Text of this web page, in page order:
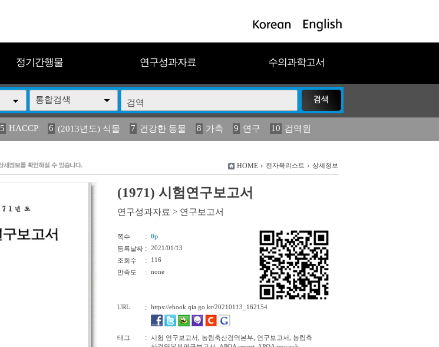
정기간행물 연구성과자료 수의과학고서
통합검색
5 HACCP 6 (2013년도) 식물 7 건강한 동물 8 가축 9 연구 10 검역원
(2013년도) 식 15 구제역 16 관리 17 연보 18 농림수산 19 2023
HOME 전자북리스트 상세정보
(1971) 시험연구보고서
연구성과자료 > 연구보고서
쪽수 :
0p
등록날짜 :
2021/01/13
조회수
:
116
만족도
: none
URL : https://ebook.qia.go.kr/20210113_162154
태그 :
시험 연구보고서, 농림축산검역본부, 연구보고서, 농림축